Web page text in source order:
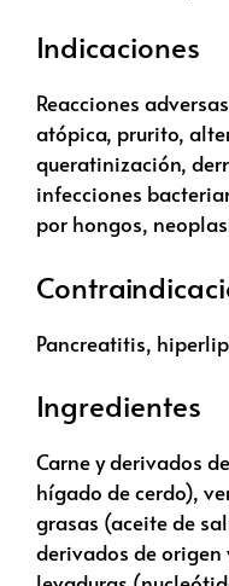
Indicaciones
Reacciones
atópica, prurito,
queratinización,
infecciones
por hongos,
Pancreatitis,
Ingredientes
Carne y derivados
hígado de cerdo),
grasas (aceite de
derivados de